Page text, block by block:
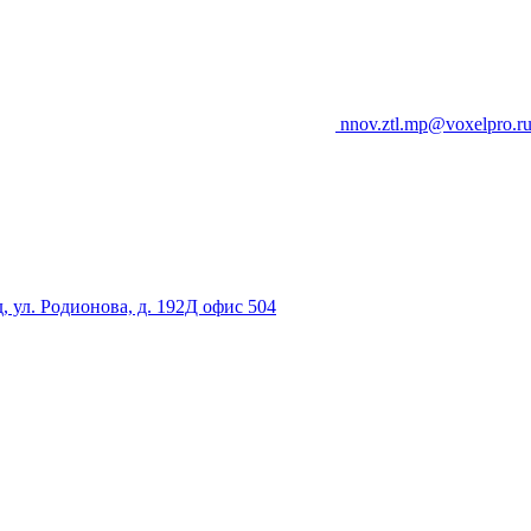
nnov.ztl.mp@voxelpro.ru
ул. Родионова, д. 192Д офис 504